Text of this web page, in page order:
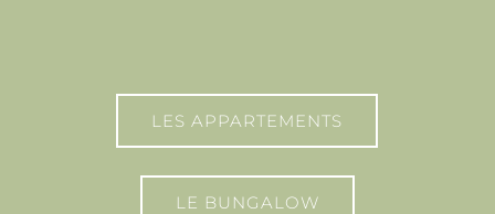
LES APPARTEMENTS
LE BUNGALOW